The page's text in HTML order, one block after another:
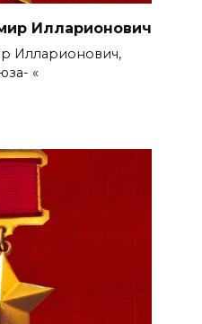
Илларионович
Илларионович,
«